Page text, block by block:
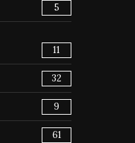
5
11
32
9
61